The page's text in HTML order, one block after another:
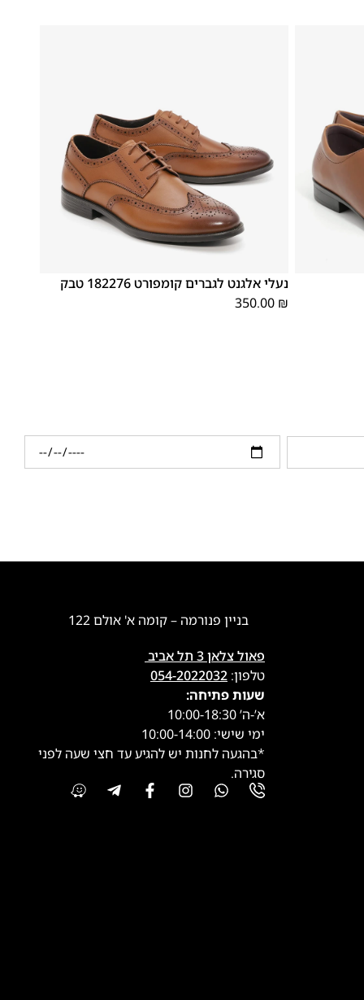
נעלי אלגנט לגברים קומפורט 182276 טבק
350.00 ₪
בניין פנורמה – קומה א' אולם 122
פאול צלאן 3 תל אביב
טלפון: 054-2022032
שעות פתיחה:
א’-ה’ 10:00-18:30
ימי שישי: 10:00-14:00
*בהגעה לחנות יש להגיע עד חצי שעה לפני
סגירה.